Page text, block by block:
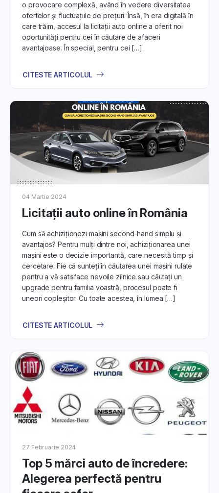
o provocare complexă, având în vedere diversitatea
ofertelor și fluctuațiile de prețuri. Însă, în era digitală în
care trăim, accesul la licitații auto online a oferit noi
oportunități pentru cei în căutare de afaceri
avantajoase. În special, pentru cei […]
CITESTE ARTICOLUL
04 Martie 2024
Licitații auto online în România
Cum să achiziționezi mașini second-hand simplu și
avantajos? Pentru mulți dintre noi, achiziționarea unei
mașini este o decizie importantă, care necesită timp și
cercetare. Fie că sunteți în căutarea unei mașini rulate
pentru a vă satisface nevoile zilnice sau căutați un
upgrade pentru familia voastră, procesul poate fi
uneori copleșitor. Cu toate acestea, în lumea […]
CITESTE ARTICOLUL
27 Februarie 2024
Top 5 mărci auto de încredere:
Alegerea perfectă pentru